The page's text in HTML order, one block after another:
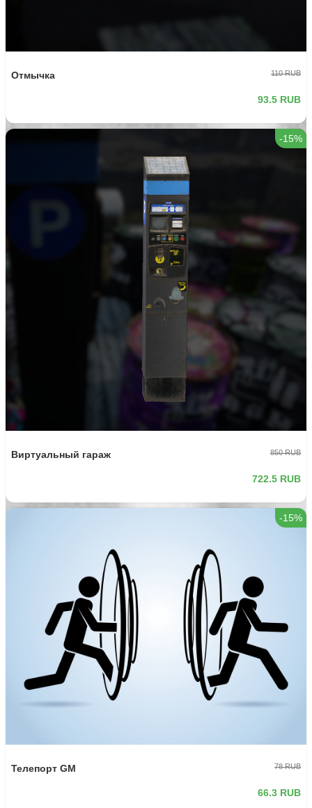
Отмычка 110 RUB
93.5 RUB
-15%
Виртуальный гараж 850 RUB
722.5 RUB
-15%
Телепорт GM 78 RUB
66.3 RUB